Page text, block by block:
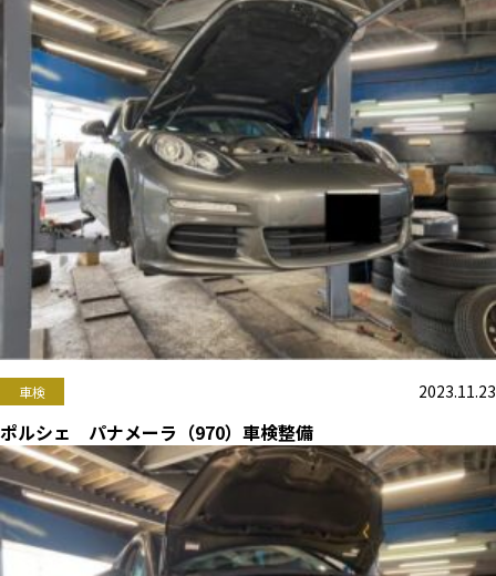
車検 2023.11.23
ポルシェ パナメーラ（970）車検整備